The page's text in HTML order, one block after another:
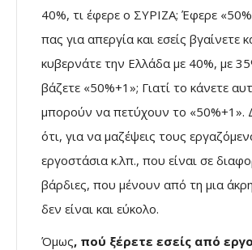
40%, τι έφερε ο ΣΥΡΙΖΑ; Έφερε
πας για απεργία και εσείς βγαίνετε
κυβερνάτε την Ελλάδα με 40%, με
βάζετε «50%+1»; Γιατί το κάνετε
μπορούν να πετύχουν το «50%+1».
ότι, για να μαζέψεις τους
εργοστάσια κ.λπ., που είναι σε
βάρδιες, που μένουν από τη μια
δεν είναι και εύκολο.
Όμως, πού ξέρετε εσείς από